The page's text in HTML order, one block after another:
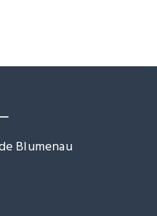
Blumenau